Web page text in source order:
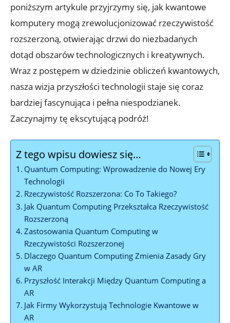
poniższym artykule przyjrzymy się, jak kwantowe
komputery mogą zrewolucjonizować rzeczywistość
rozszerzoną, otwierając drzwi do niezbadanych
dotąd obszarów technologicznych i kreatywnych.
Wraz z postępem w dziedzinie obliczeń kwantowych,
nasza wizja przyszłości technologii staje się coraz
bardziej fascynująca i pełna niespodzianek.
Zaczynajmy tę ekscytującą podróż!
Z tego wpisu dowiesz się…
Quantum Computing: Wprowadzenie do Nowej Ery
Technologii
Rzeczywistość Rozszerzona: Co To Takiego?
Jak Quantum Computing Przekształca Rzeczywistość
Rozszerzoną
Zastosowania Quantum Computing w
Rzeczywistości Rozszerzonej
Dlaczego Quantum Computing Zmienia Zasady Gry
w AR
Przyszłość Interakcji Między Quantum Computing a
AR
Jak Firmy Wykorzystują Technologie Kwantowe w
AR